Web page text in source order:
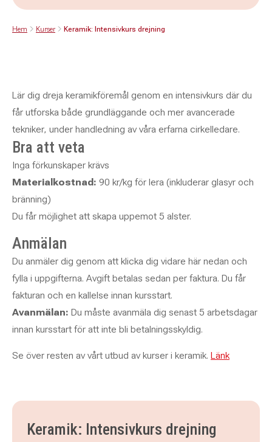
Hem Kurser Keramik: Intensivkurs drejning
Lär dig dreja keramikföremål genom en intensivkurs där du
får utforska både grundläggande och mer avancerade
tekniker, under handledning av våra erfarna cirkelledare.
Bra att veta
Inga förkunskaper krävs
Materialkostnad: 90 kr/kg för lera (inkluderar glasyr och
bränning)
Du får möjlighet att skapa uppemot 5 alster.
Anmälan
Du anmäler dig genom att klicka dig vidare här nedan och
fylla i uppgifterna. Avgift betalas sedan per faktura. Du får
fakturan och en kallelse innan kursstart.
Avanmälan: Du måste avanmäla dig senast 5 arbetsdagar
innan kursstart för att inte bli betalningsskyldig.
Se över resten av vårt utbud av kurser i keramik. Länk
Keramik: Intensivkurs drejning